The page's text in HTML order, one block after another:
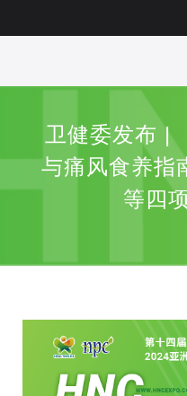
卫健委发布 |
与痛风食养指
等四